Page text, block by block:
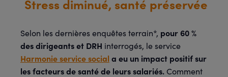
Stress diminué, santé préservée
Selon les dernières enquêtes terrain*, pour 60 %
des dirigeants et DRH interrogés, le service
Harmonie service social a eu un impact positif sur
les facteurs de santé de leurs salariés. Comment